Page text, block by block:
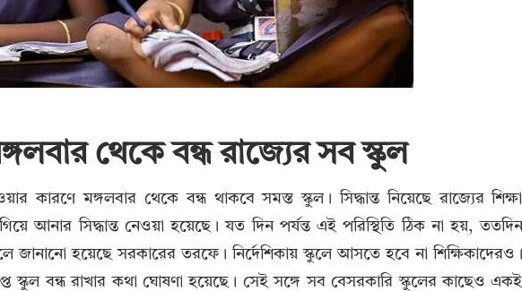
থেকে বন্ধ রাজ্যের সব স্কুল
কারণে মঙ্গলবার থেকে বন্ধ থাকবে সমস্ত স্কুল। সিদ্ধান্ত নিয়েছে রাজ্যের শিক্ষা
আনার সিদ্ধান্ত নেওয়া হয়েছে। যত দিন পর্যন্ত এই পরিস্থিতি ঠিক না হয়, ততদিন
জানানো হয়েছে সরকারের তরফে। নির্দেশিকায় স্কুলে আসতে হবে না শিক্ষিকাদেরও।
স্কুল বন্ধ রাখার কথা ঘোষণা হয়েছে। সেই সঙ্গে সব বেসরকারি স্কুলের কাছেও একই